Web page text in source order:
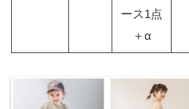
ース1点
＋α